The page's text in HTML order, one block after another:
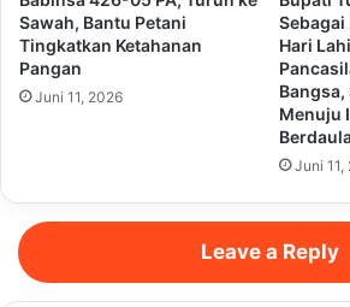
Sawah, Bantu Petani
Tingkatkan Ketahanan
Pangan
Juni 11, 2026
Hari
Menuju
Juni 11,
Leave a Reply